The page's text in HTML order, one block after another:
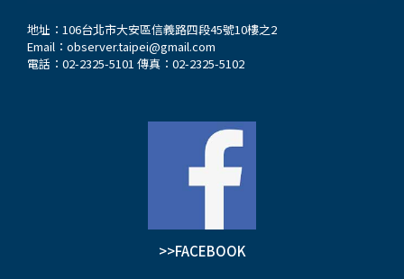
地址：106台北市大安區信義路四段45號10樓之2
Email： observer.taipei@gmail.com
電話：02-2325-5101 傳真：02-2325-5102
>>FACEBOOK